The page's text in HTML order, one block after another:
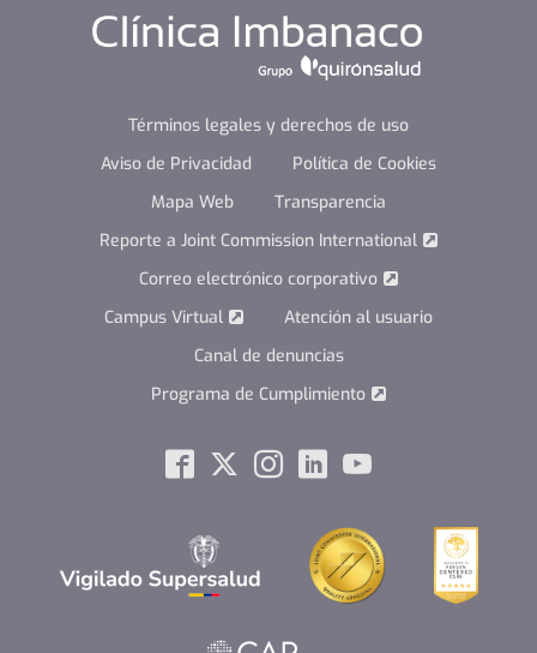
Términos legales y derechos de uso
Aviso de Privacidad
Política de Cookies
Mapa Web
Transparencia
Reporte a Joint Commission International
Correo electrónico corporativo
Campus Virtual
Atención al usuario
Canal de denuncias
Programa de Cumplimiento